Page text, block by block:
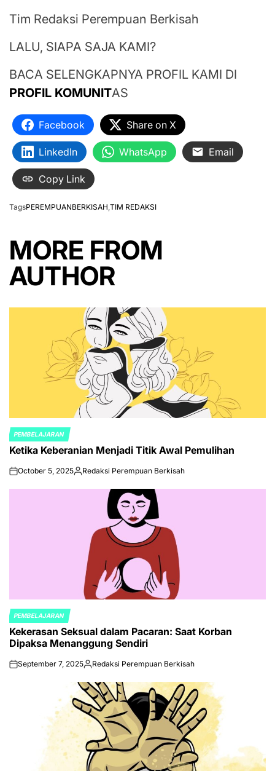
Tim Redaksi Perempuan Berkisah
LALU, SIAPA SAJA KAMI?
BACA SELENGKAPNYA PROFIL KAMI DI
PROFIL KOMUNITAS
Facebook Share on X
LinkedIn WhatsApp Email
Copy Link
TagsPEREMPUANBERKISAH,TIM REDAKSI
MORE FROM
AUTHOR
POSTED
IN
PEMBELAJARAN
Ketika Keberanian Menjadi Titik Awal Pemulihan
onOctober 5, 2025Posted
Redaksi Perempuan Berkisah
POSTED
IN
PEMBELAJARAN
Kekerasan Seksual dalam Pacaran: Saat Korban
Dipaksa Menanggung Sendiri
onSeptember 7, 2025Posted
Redaksi Perempuan Berkisah